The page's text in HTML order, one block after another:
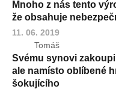
Mnoho z nás tento
že obsahuje
11. 06. 2019
Tomáš
Svému synovi
ale namísto oblíbené
šokujícího